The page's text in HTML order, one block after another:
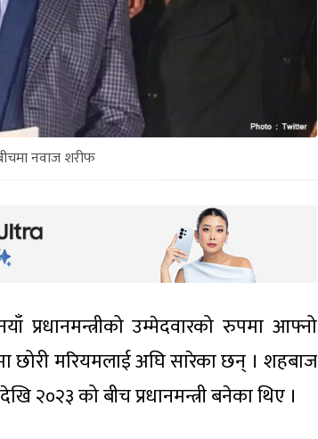
नवाज शरीफ
प्रधानमन्त्रीको उम्मेदवारको रुपमा आफ्नो
छोरी मरियमलाई अघि सारेका छन् । शहबाज
२०२३ को बीच प्रधानमन्त्री बनेका थिए ।